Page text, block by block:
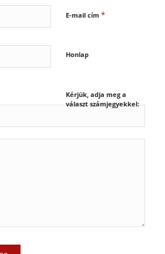
E-mail cím *
Honlap
Kérjük, adja meg a
választ számjegyekkel: